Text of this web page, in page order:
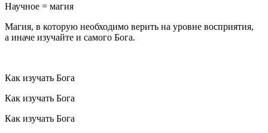
Научное = магия
Магия, в которую необходимо верить на уровне восприятия,
а иначе изучайте и самого Бога.
Как изучать Бога
Как изучать Бога
Как изучать Бога